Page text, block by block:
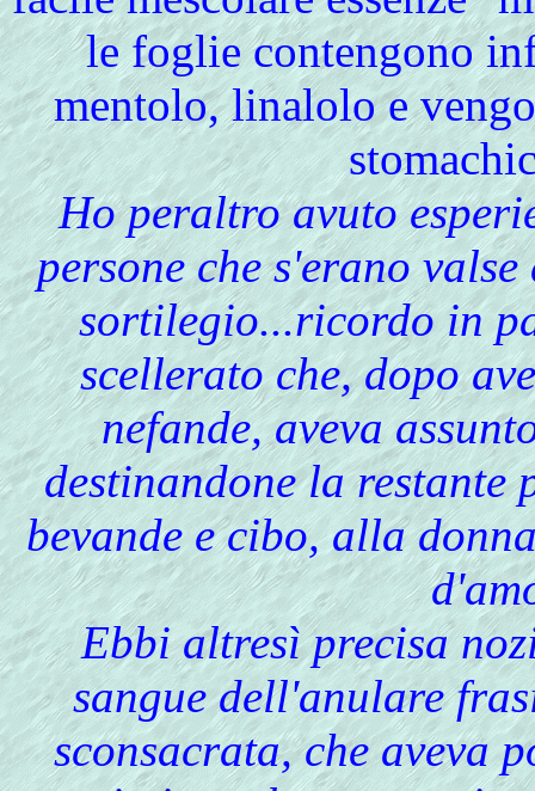
le foglie contengono
mentolo, linalolo e
Ho peraltro avuto
persone che s'erano
sortilegio...ricordo in
scellerato che, dopo
nefande, aveva
destinandone la
bevande e cibo, alla
Ebbi altresì precisa
sangue dell'anulare
sconsacrata, che aveva